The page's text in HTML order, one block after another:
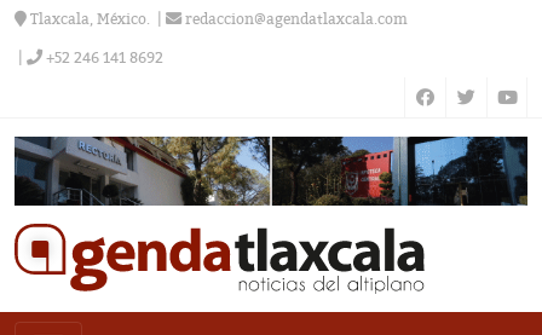
Tlaxcala, México. redaccion@agendatlaxcala.com
+52 246 141 8692